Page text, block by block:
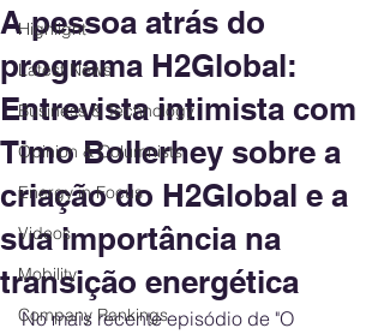
Highlight
Latest News
Business & Technology
Opinion & Columnists
Energy in Focus
Videos
Mobility
Company Rankings
A pessoa atrás do
programa H2Global:
Entrevista intimista com
Timo Bollerhey sobre a
criação do H2Global e a
sua importância na
transição energética
No mais recente episódio de "O